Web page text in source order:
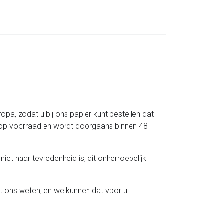
zodat u bij ons papier kunt bestellen dat
voorraad en wordt doorgaans binnen 48
naar tevredenheid is, dit onherroepelijk
ons weten, en we kunnen dat voor u